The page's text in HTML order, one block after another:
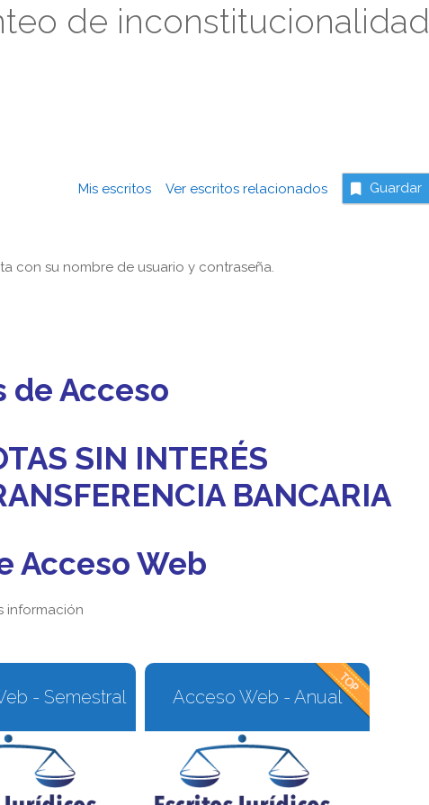
de inconstitucionalidad
Mis escritosVer escritos relacionados Guardar
con su nombre de usuario y contraseña.
de Acceso
SIN INTERÉS
BANCARIA
Acceso Web
información
- Semestral Acceso Web - Anual